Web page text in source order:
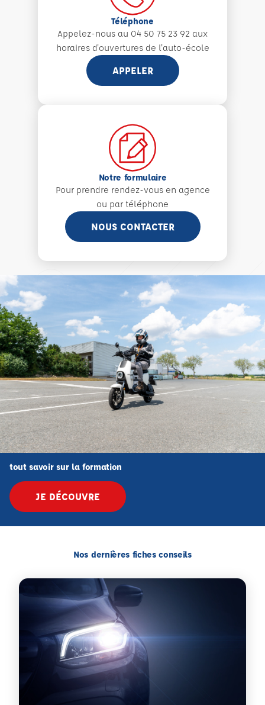
Téléphone
Appelez-nous au 04 50 75 23 92 aux
horaires d'ouvertures de l'auto-école
APPELER
Notre formulaire
Pour prendre rendez-vous en agence
ou par téléphone
NOUS CONTACTER
tout savoir sur la formation
JE DÉCOUVRE
Nos dernières fiches conseils